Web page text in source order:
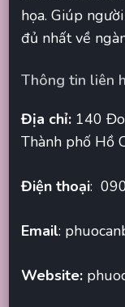
họa. Giúp
đủ nhất về
Thông tin liên
Địa chỉ: 140
Thành phố Hồ
Điện thoại:
Email:
Website: